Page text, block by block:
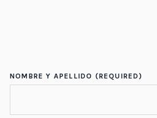
NOMBRE Y APELLIDO (REQUIRED)